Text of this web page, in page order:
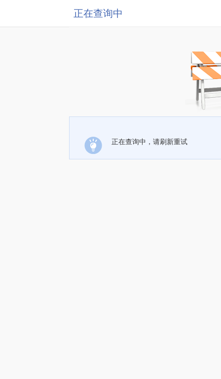
正在查询中
正在查询中，请刷新重试